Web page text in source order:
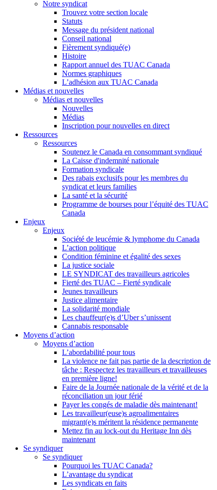
Notre syndicat
Trouvez votre section locale
Statuts
Message du président national
Conseil national
Fièrement syndiqué(e)
Histoire
Rapport annuel des TUAC Canada
Normes graphiques
L’adhésion aux TUAC Canada
Médias et nouvelles
Médias et nouvelles
Nouvelles
Médias
Inscription pour nouvelles en direct
Ressources
Ressources
Soutenez le Canada en consommant syndiqué
La Caisse d'indemnité nationale
Formation syndicale
Des rabais exclusifs pour les membres du
syndicat et leurs families
La santé et la sécurité
Programme de bourses pour l’équité des TUAC
Canada
Enjeux
Enjeux
Société de leucémie & lymphome du Canada
L’action politique
Condition féminine et égalité des sexes
La justice sociale
LE SYNDICAT des travailleurs agricoles
Fierté des TUAC – Fierté syndicale
Jeunes travailleurs
Justice alimentaire
La solidarité mondiale
Les chauffeur(e)s d’Uber s’unissent
Cannabis responsable
Moyens d’action
Moyens d’action
L’abordabilité pour tous
La violence ne fait pas partie de la description de
tâche : Respectez les travailleurs et travailleuses
en première ligne!
Faire de la Journée nationale de la vérité et de la
réconciliation un jour férié
Payer les congés de maladie dès maintenant!
Les travailleur(euse)s agroalimentaires
migrant(e)s méritent la résidence permanente
Mettez fin au lock-out du Heritage Inn dès
maintenant
Se syndiquer
Se syndiquer
Pourquoi les TUAC Canada?
L’avantage du syndicat
Les syndicats en faits